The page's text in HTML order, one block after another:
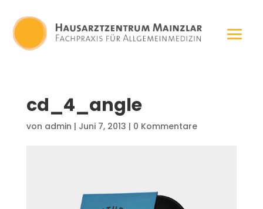
cd_4_angle
von admin | Juni 7, 2013 | 0 Kommentare